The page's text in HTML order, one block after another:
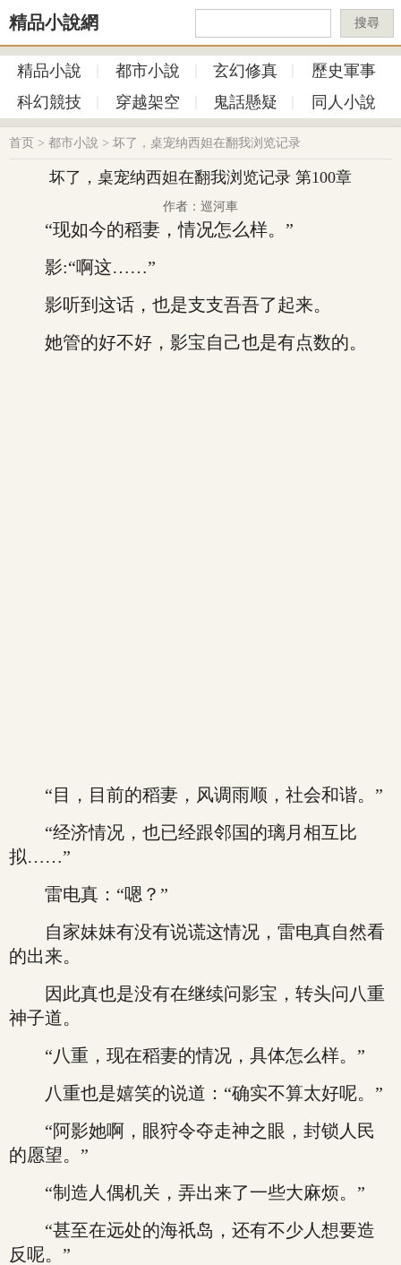
精品小說網 搜尋
精品小說 都市小說 玄幻修真
歷史軍事
科幻競技
穿越架空 鬼話懸疑 同人小說
首页 > 都市小說 > 坏了，桌宠纳西妲在翻我浏览记录
坏了，桌宠纳西妲在翻我浏览记录 第100章
作者：巡河車
“现如今的稻妻，情况怎么样。”
影:“啊这……”
影听到这话，也是支支吾吾了起来。
她管的好不好，影宝自己也是有点数的。
“目，目前的稻妻，风调雨顺，社会和谐。”
“经济情况，也已经跟邻国的璃月相互比
拟……”
雷电真：“嗯？”
自家妹妹有没有说谎这情况，雷电真自然看
的出来。
因此真也是没有在继续问影宝，转头问八重
神子道。
“八重，现在稻妻的情况，具体怎么样。”
八重也是嬉笑的说道：“确实不算太好呢。”
“阿影她啊，眼狩令夺走神之眼，封锁人民
的愿望。”
“制造人偶机关，弄出来了一些大麻烦。”
“甚至在远处的海祇岛，还有不少人想要造
反呢。”